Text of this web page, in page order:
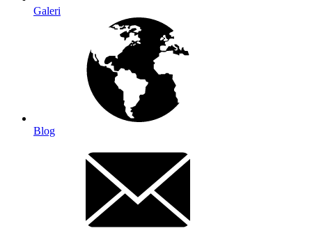
Galeri
Blog